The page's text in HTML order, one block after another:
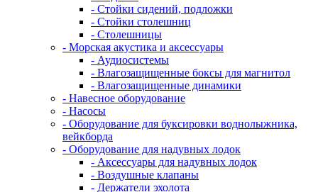
- Стойки сидений, подложки
- Стойки столешниц
- Столешницы
- Морская акустика и аксессуары
- Аудиосистемы
- Влагозащищенные боксы для магнитол
- Влагозащищенные динамики
- Навесное оборудование
- Насосы
- Оборудование для буксировки воднолыжника,
вейкборда
- Оборудование для надувных лодок
- Аксессуары для надувных лодок
- Воздушные клапаны
- Держатели эхолота